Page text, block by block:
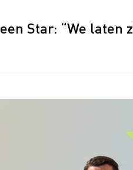
Star: “We laten